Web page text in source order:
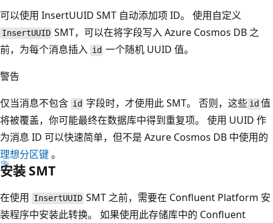
可以使用 InsertUUID SMT 自动添加项 ID。 使用自定义
InsertUUID SMT，可以在将字段写入 Azure Cosmos DB 之
前，为每个消息插入 id 一个随机 UUID 值。
警告
仅当消息不包含 id 字段时，才使用此 SMT。 否则，这些 id 值
将被覆盖，你可能最终在数据库中得到重复项。 使用 UUID 作
为消息 ID 可以快速简单，但不是 Azure Cosmos DB 中使用的
理想分区键。
安装 SMT
在使用 InsertUUID SMT 之前，需要在 Confluent Platform 安
装程序中安装此转换。 如果使用此存储库中的 Confluent